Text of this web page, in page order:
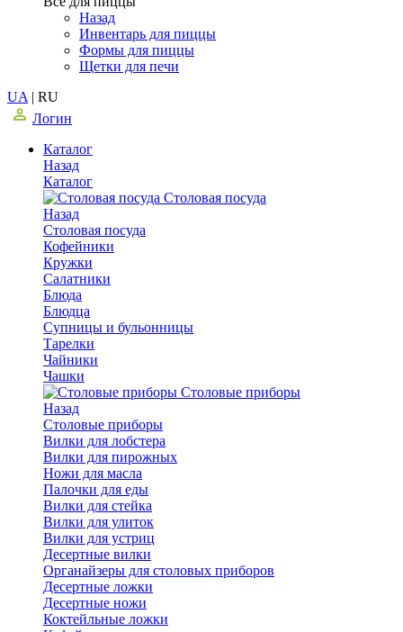
Назад
Инвентарь для пиццы
Формы для пиццы
Щетки для печи
UA | RU
Логин
Каталог
Назад
Каталог
Столовая посуда
Назад
Столовая посуда
Кофейники
Кружки
Салатники
Блюда
Блюдца
Супницы и бульонницы
Тарелки
Чайники
Чашки
Cтоловые приборы
Назад
Cтоловые приборы
Вилки для лобстера
Вилки для пирожных
Ножи для масла
Палочки для еды
Вилки для стейка
Вилки для улиток
Вилки для устриц
Десертные вилки
Органайзеры для столовых приборов
Десертные ложки
Десертные ножи
Коктейльные ложки